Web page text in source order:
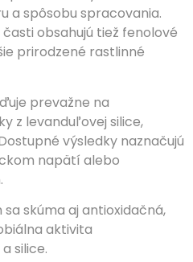
a spôsobu spracovania.
obsahujú tiež fenolové
prirodzené rastlinné
prevažne na
z levanduľovej silice,
výsledky naznačujú
napätí alebo
skúma aj antioxidačná,
aktivita
silice.